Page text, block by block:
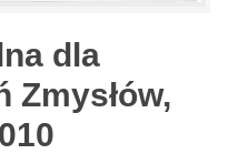
dla
Zmysłów,